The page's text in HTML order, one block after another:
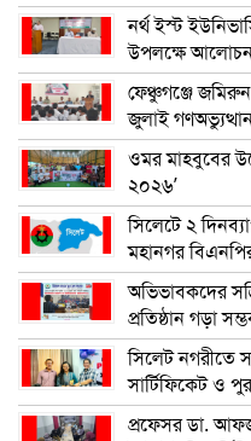
নর্থ ইস্ট
উপলক্ষে
ফেঞ্চুগঞ্জে
জুলাই
ওমর মাহবুবের
২০২৬’
সিলেটে ২
মহানগর
অভিভাবকদের
প্রতিষ্ঠান গড়া
সিলেট নগরীতে
সার্টিফিকেট ও
প্রফেসর ডা.